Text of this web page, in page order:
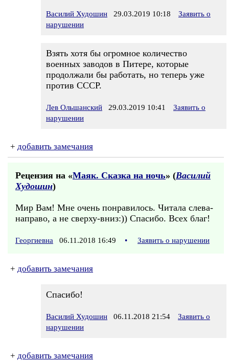
Василий Худошин 29.03.2019 10:18
Заявить о
нарушении
Взять хотя бы огромное количество
военных заводов в Питере, которые
продолжали бы работать, но теперь уже
против СССР.
Лев Ольшанский 29.03.2019 10:41
Заявить о
нарушении
+ добавить замечания
Рецензия на «Маяк. Сказка на ночь» (Василий
Худошин)
Мир Вам! Мне очень понравилось. Читала слева-
направо, а не сверху-вниз:)) Спасибо. Всех благ!
Георгиевна 06.11.2018 16:49 • Заявить о нарушении
+ добавить замечания
Спасибо!
Василий Худошин 06.11.2018 21:54
Заявить о
нарушении
+ добавить замечания